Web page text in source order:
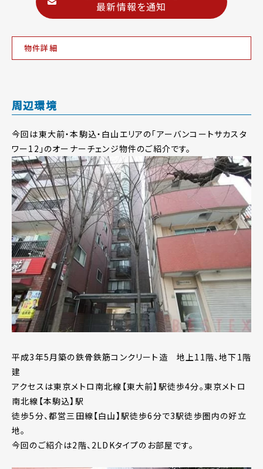
最新情報を通知
物件詳細
周辺環境
今回は東大前・本駒込・白山エリアの「アーバンコートサカスタ
ワー12」のオーナーチェンジ物件のご紹介です。
平成3年5月築の鉄骨鉄筋コンクリート造 地上11階、地下1階
建
アクセスは東京メトロ南北線【東大前】駅徒歩4分。東京メトロ
南北線【本駒込】駅
徒歩5分、都営三田線【白山】駅徒歩6分で3駅徒歩圏内の好立
地。
今回のご紹介は2階、2LDKタイプのお部屋です。